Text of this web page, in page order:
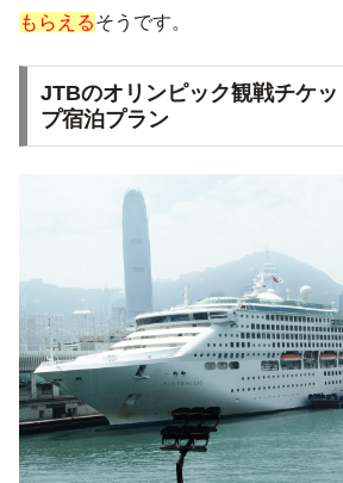
もらえるそうです。
JTBのオリンピック観戦チケ
プ宿泊プラン